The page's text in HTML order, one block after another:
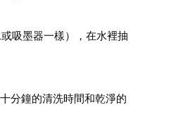
吸墨器一樣），在水裡抽
分鐘的清洗時間和乾淨的